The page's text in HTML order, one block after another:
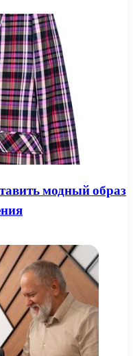
модный образ